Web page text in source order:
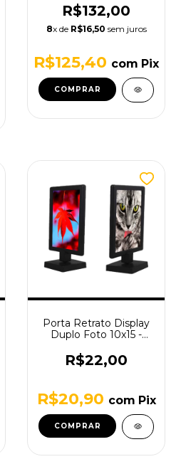
Agua - 20 Folhas
(19X26 Foto)
R$132,00
8x de R$16,50 sem juros
R$125,40 com Pix
Porta Retrato Display
Duplo Foto 10x15 -
R$22,00
R$20,90 com Pix